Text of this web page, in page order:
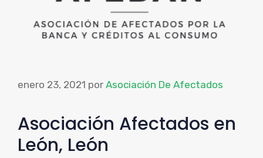
enero 23, 2021 por Asociación De Afectados
Asociación Afectados en
León, León